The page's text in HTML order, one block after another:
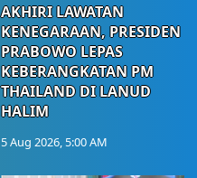
AKHIRI LAWATAN
KENEGARAAN, PRESIDEN
PRABOWO LEPAS
KEBERANGKATAN PM
THAILAND DI LANUD
HALIM
5 Aug 2026, 5:00 AM